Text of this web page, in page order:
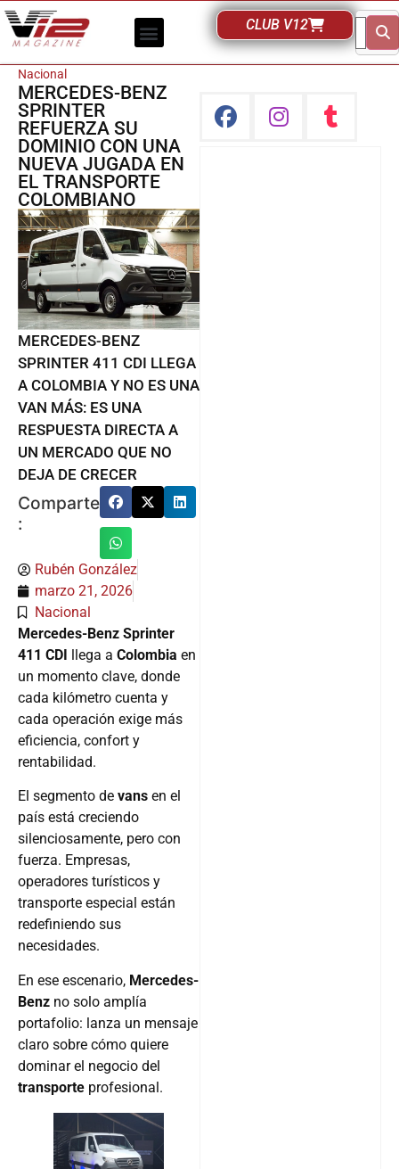
CLUB V12
Nacional
MERCEDES-BENZ
SPRINTER
REFUERZA SU
DOMINIO CON UNA
NUEVA JUGADA EN
EL TRANSPORTE
COLOMBIANO
MERCEDES-BENZ
SPRINTER 411 CDI LLEGA
A COLOMBIA Y NO ES UNA
VAN MÁS: ES UNA
RESPUESTA DIRECTA A
UN MERCADO QUE NO
DEJA DE CRECER
Comparte
:
Rubén González
marzo 21, 2026
Nacional
Mercedes-Benz Sprinter
411 CDI llega a Colombia en
un momento clave, donde
cada kilómetro cuenta y
cada operación exige más
eficiencia, confort y
rentabilidad.
El segmento de vans en el
país está creciendo
silenciosamente, pero con
fuerza. Empresas,
operadores turísticos y
transporte especial están
redefiniendo sus
necesidades.
En ese escenario, Mercedes-
Benz no solo amplía
portafolio: lanza un mensaje
claro sobre cómo quiere
dominar el negocio del
transporte profesional.